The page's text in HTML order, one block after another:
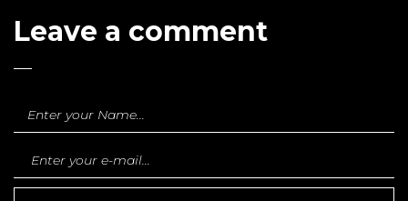
Leave a comment